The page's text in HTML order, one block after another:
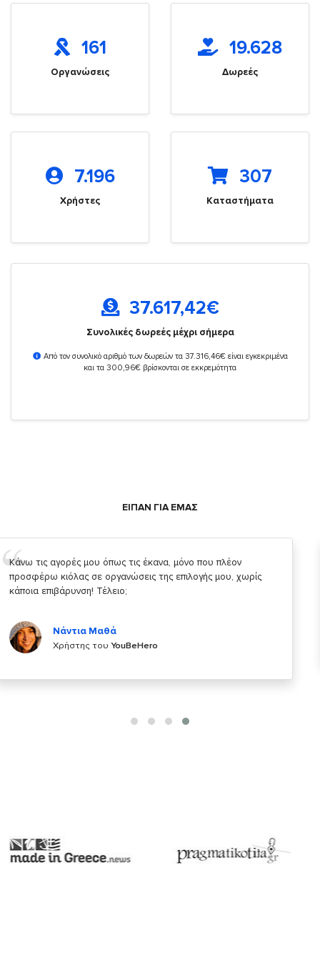
161
Οργανώσεις
19.628
Δωρεές
7.196
Χρήστες
307
Καταστήματα
37.617,42€
Συνολικές δωρεές μέχρι σήμερα
Από τον συνολικό αριθμό των δωρεών τα 37.316,46€ είναι εγκεκριμένα
και τα 300,96€ βρίσκονται σε εκκρεμότητα
ΕΙΠΑΝ ΓΙΑ ΕΜΑΣ
Σας ευχαριστώ που μας δίνετε την δυνατότητα να κάνουμε
κάτι!
Χρήστης του